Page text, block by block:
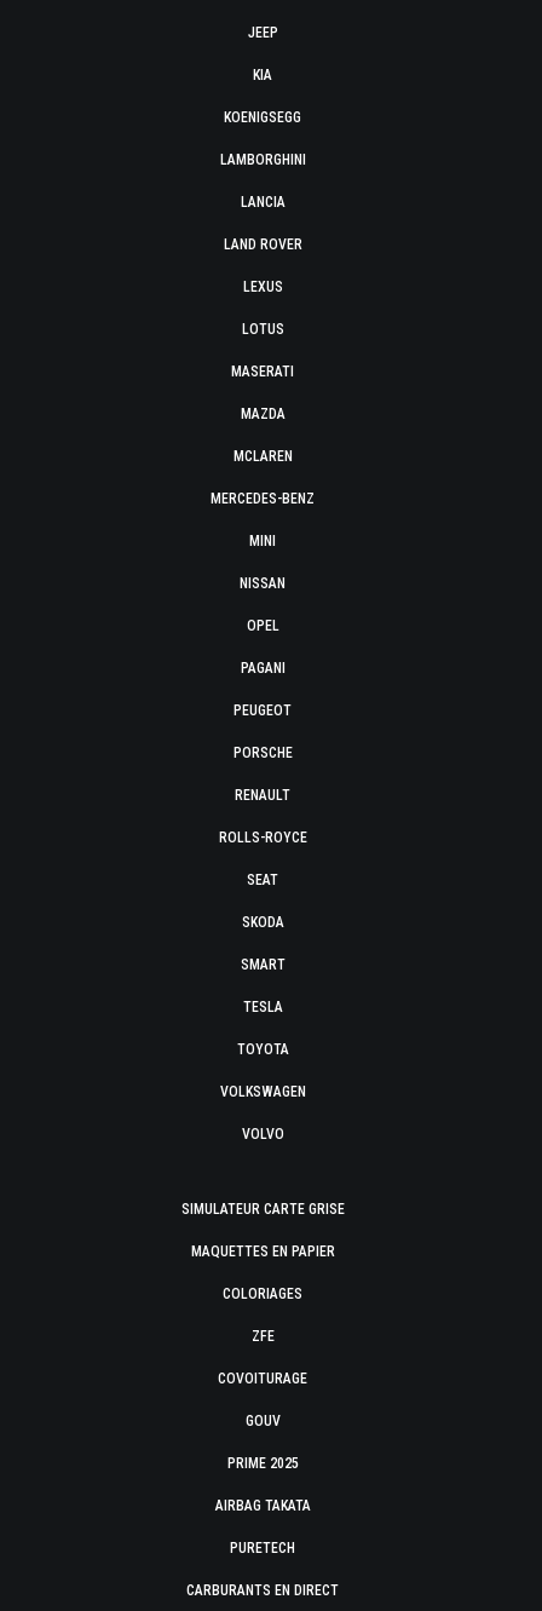
JEEP
KIA
KOENIGSEGG
LAMBORGHINI
LANCIA
LAND ROVER
LEXUS
LOTUS
MASERATI
MAZDA
MCLAREN
MERCEDES-BENZ
MINI
NISSAN
OPEL
PAGANI
PEUGEOT
PORSCHE
RENAULT
ROLLS-ROYCE
SEAT
SKODA
SMART
TESLA
TOYOTA
VOLKSWAGEN
VOLVO
SIMULATEUR CARTE GRISE
MAQUETTES EN PAPIER
COLORIAGES
ZFE
COVOITURAGE
GOUV
PRIME 2025
AIRBAG TAKATA
PURETECH
CARBURANTS EN DIRECT